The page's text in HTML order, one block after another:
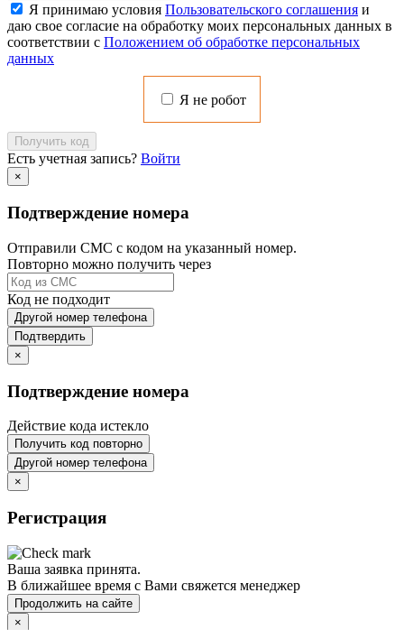
Я принимаю условия Пользовательского соглашения и
даю свое согласие на обработку моих персональных данных в
соответствии с Положением об обработке персональных
данных
Я не робот
Получить код
Есть учетная запись? Войти
×
Подтверждение номера
Отправили СМС с кодом на указанный номер.
Повторно можно получить через
Код не подходит
Другой номер телефона
Подтвердить
×
Подтверждение номера
Действие кода истекло
Получить код повторно
Другой номер телефона
×
Регистрация
Ваша заявка принята.
В ближайшее время с Вами свяжется менеджер
Продолжить на сайте
×